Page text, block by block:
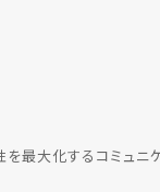
最大化するコミュニ